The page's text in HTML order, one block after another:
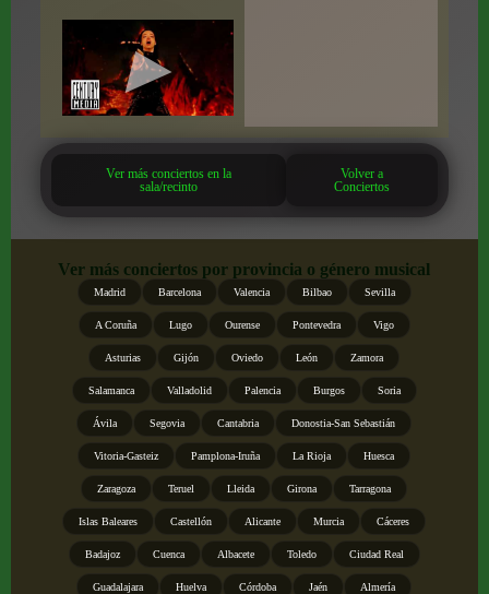
Ver más conciertos en la
sala/recinto
Volver a
Conciertos
Ver más conciertos por provincia o género musical
Madrid Barcelona Valencia Bilbao Sevilla
A Coruña Lugo Ourense Pontevedra Vigo
Asturias Gijón Oviedo León Zamora
Salamanca Valladolid Palencia Burgos Soria
Ávila Segovia Cantabria Donostia-San Sebastián
Vitoria-Gasteiz Pamplona-Iruña La Rioja Huesca
Zaragoza Teruel Lleida Girona Tarragona
Islas Baleares Castellón Alicante Murcia Cáceres
Badajoz Cuenca Albacete Toledo Ciudad Real
Guadalajara Huelva Córdoba Jaén Almería